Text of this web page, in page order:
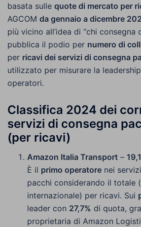
basata sulle quote di mercato per
AGCOM da gennaio a dicembre
più vicino all’idea di “chi consegna
pubblica il podio per numero di
per ricavi dei servizi di consegna
utilizzato per misurare la
operatori.
Classifica 2024 dei
servizi di consegna
(per ricavi)
Amazon Italia Transport –
È il primo operatore nei
pacchi considerando il totale
internazionale) per ricavi. Sui
leader con 27,7% di quota,
proprietaria di Amazon